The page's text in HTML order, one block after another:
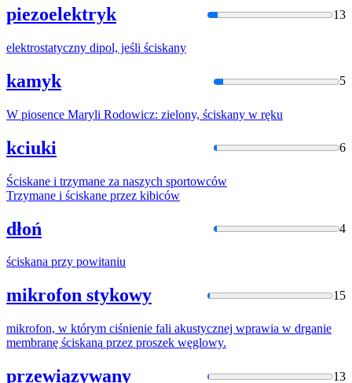
piezoelektryk 13
elektrostatyczny dipol, jeśli ściskany
kamyk 5
W piosence Maryli Rodowicz: zielony, ściskany w ręku
kciuki 6
Ściskane i trzymane za naszych sportowców
Trzymane i ściskane przez kibiców
dłoń 4
ściskana przy powitaniu
mikrofon stykowy 15
mikrofon, w którym ciśnienie fali akustycznej wprawia w drganie
membranę ściskaną przez proszek węglowy.
przewiązywany 13